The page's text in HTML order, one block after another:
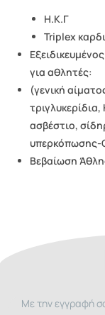
Η.Κ.Γ
Triplex
για αθλητές:
(γενική
τριγλυκερίδια,
ασβέστιο,
υπερκόπωσης-
Bεβαίωση
Με την εγγραφή